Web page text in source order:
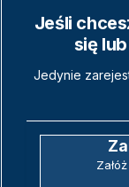
Jeśli
się
Jedynie